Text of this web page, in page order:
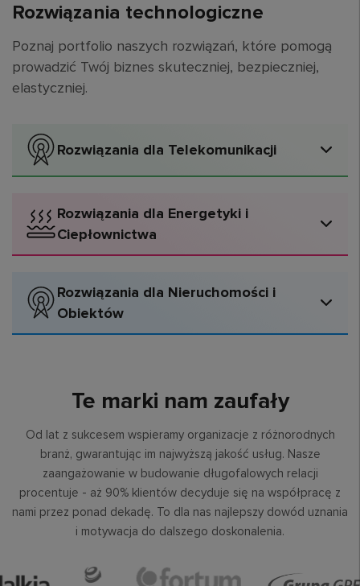
Rozwiązania technologiczne
Poznaj portfolio naszych rozwiązań, które pomogą
prowadzić Twój biznes skuteczniej, bezpieczniej,
elastyczniej.
Rozwiązania dla Telekomunikacji
Doradztwo strategiczno‑technologiczne i audyty
sieci telco
Doradztwo
i konsulting biznesowo-
technologiczy dla
sieciowej
Wsparcie w procesach M&A
sieci telekomunikacyjnych
Zarządzanie jakością
doświadczeń użytkowników
(QoE) w sieciach telco
Rozwiązania dla Energetyki i
Ciepłownictwa
Telemetria sieci ciepłowniczej
Telemetria komór
ciepłowniczych
Telemetria mierników
lokalowych
Inteligentne Zarządzanie Energią Cieplną
Rozwiązania dla Nieruchomości i
Obiektów
Audyt jakości
wewnątrzbudynkowej sieci
komórkowej
Connectivity as a Service
(CaaS)
Te marki nam zaufały
Od lat z sukcesem wspieramy organizacje z różnorodnych
branż, gwarantując im najwyższą jakość usług. Nasze
zaangażowanie w budowanie długofalowych relacji
procentuje - aż 90% klientów decyduje się na współpracę z
nami przez ponad dekadę. To dla nas najlepszy dowód uznania
i motywacja do dalszego doskonalenia.